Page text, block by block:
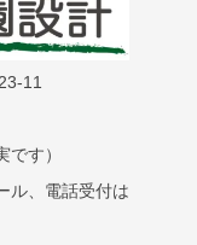
11
す）
ル、電話受付は